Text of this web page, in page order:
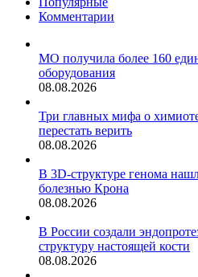
булавку
Комментарии
МО получила более 160
оборудования
08.08.2026
Три главных мифа о
перестать верить
08.08.2026
В 3D-структуре генома
болезнью Крона
08.08.2026
В России создали
структуру настоящей кости
08.08.2026